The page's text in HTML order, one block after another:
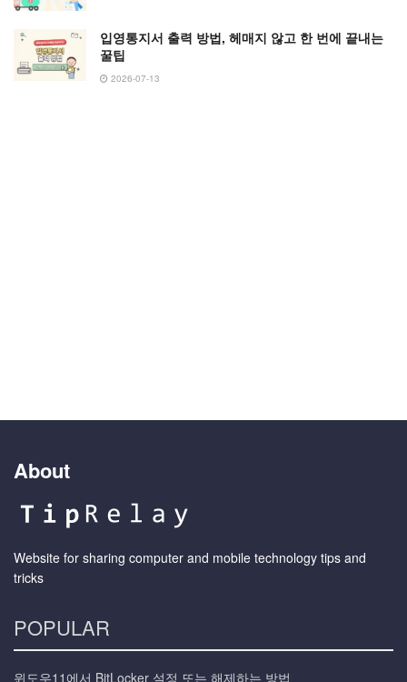
입영통지서 출력 방법, 헤매지 않고 한 번에 끝내는
꿀팁
2026-07-13
About
Website for sharing computer and mobile technology tips and
tricks
POPULAR
윈도우11에서 BitLocker 설정 또는 해제하는 방법